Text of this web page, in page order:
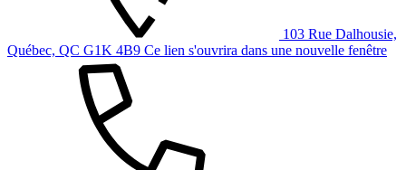
103 Rue Dalhousie,
Québec, QC G1K 4B9 Ce lien s'ouvrira dans une nouvelle fenêtre